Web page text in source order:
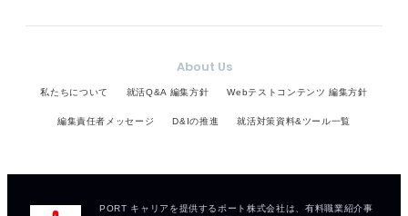
About Us
私たちについて 就活Q&A 編集方針 Webテストコンテンツ 編集方針
編集責任者メッセージ D&Iの推進 就活対策資料&ツール一覧